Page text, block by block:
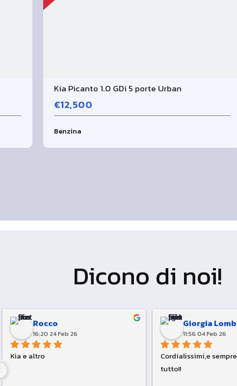
Kia Picanto 1.0 GDi 5 porte Urban
€12,500
Benzina
Dicono di noi!
Rocco
16:20 24 Feb 26
Kia e altro
Giorgia
11:56 04 Feb 26
Cordialissimi,e
tutto!!